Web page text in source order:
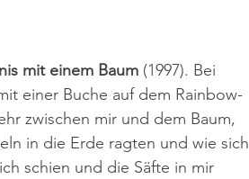
mit einem Baum (1997). Bei
einer Buche auf dem Rainbow-
zwischen mir und dem Baum,
in die Erde ragten und wie sich
schien und die Säfte in mir